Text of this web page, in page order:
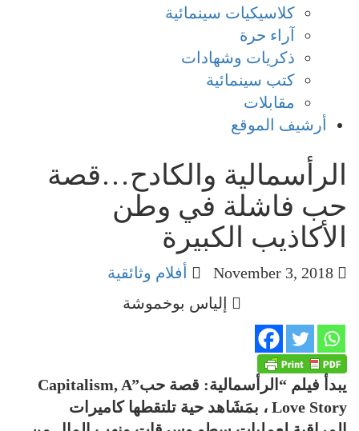
كلاسيكيات سينمائية
آراء حرة
ذكريات وشهادات
كتب سينمائية
مقابلات
أرشيف الموقع
الرأسمالية والكادح…قصة
حب فاشلة في وطن
الأكاذيب الكبيرة
أفلام وثائقية
إلياس بوخموشة
يبدأ فيلم “الرأسمالية: قصة حب”Capitalism, A
Love Story ، بمَشَاهد حية تلتقطها كاميرات